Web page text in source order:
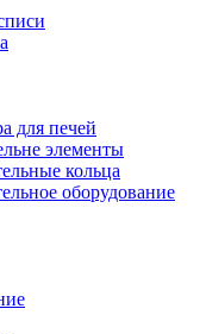
для печей
элементы
кольца
оборудование